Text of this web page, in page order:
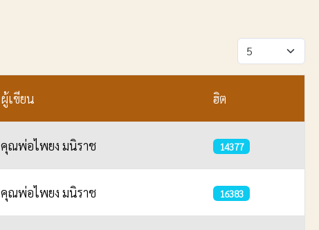
แสดง #
ผู้เขียน ฮิต
คุณพ่อไพยง มนิราช 14377
คุณพ่อไพยง มนิราช 16383